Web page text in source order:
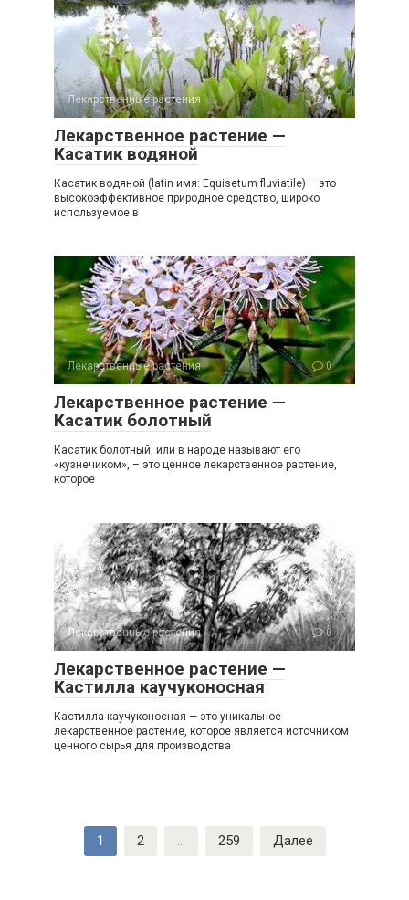
Лекарственные растения 0
Лекарственное растение —
Касатик водяной
Касатик водяной (latin имя: Equisetum fluviatile) – это
высокоэффективное природное средство, широко
используемое в
Лекарственные растения 0
Лекарственное растение —
Касатик болотный
Касатик болотный, или в народе называют его
«кузнечиком», – это ценное лекарственное растение,
которое
Лекарственные растения 0
Лекарственное растение —
Кастилла каучуконосная
Кастилла каучуконосная — это уникальное
лекарственное растение, которое является источником
ценного сырья для производства
1 2 … 259 Далее